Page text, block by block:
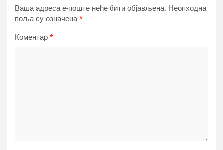
Ваша адреса е-поште неће бити објављена. Неопходна
поља су означена*
Коментар *